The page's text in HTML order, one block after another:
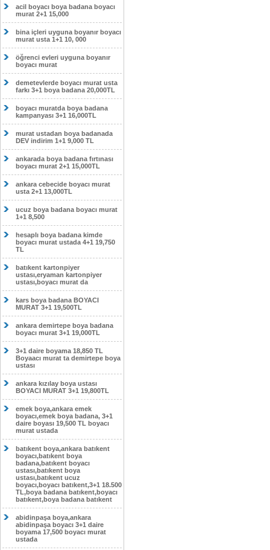
acil boyacı boya badana boyacı
murat 2+1 15,000
bina içleri uyguna boyanır boyacı
murat usta 1+1 10, 000
öğrenci evleri uyguna boyanır
boyacı murat
demetevlerde boyacı murat usta
farkı 3+1 boya badana 20,000TL
boyacı muratda boya badana
kampanyası 3+1 16,000TL
murat ustadan boya badanada
DEV indirim 1+1 9,000 TL
ankarada boya badana fırtınası
boyacı murat 2+1 15,000TL
ankara cebecide boyacı murat
usta 2+1 13,000TL
ucuz boya badana boyacı murat
1+1 8,500
hesaplı boya badana kimde
boyacı murat ustada 4+1 19,750
TL
batıkent kartonpiyer
ustası,eryaman kartonpiyer
ustası,boyacı murat da
kars boya badana BOYACI
MURAT 3+1 19,500TL
ankara demirtepe boya badana
boyacı murat 3+1 19,000TL
3+1 daire boyama 18,850 TL
Boyaacı murat ta demirtepe boya
ustası
ankara kızılay boya ustası
BOYACI MURAT 3+1 19,800TL
emek boya,ankara emek
boyacı,emek boya badana, 3+1
daire boyası 19,500 TL boyacı
murat ustada
batıkent boya,ankara batıkent
boyacı,batıkent boya
badana,batıkent boyacı
ustası,batıkent boya
ustası,batıkent ucuz
boyacı,boyacı batıkent,3+1 18.500
TL,boya badana batıkent,boyacı
batıkent,boya badana batıkent
abidinpaşa boya,ankara
abidinpaşa boyacı 3+1 daire
boyama 17,500 boyacı murat
ustada